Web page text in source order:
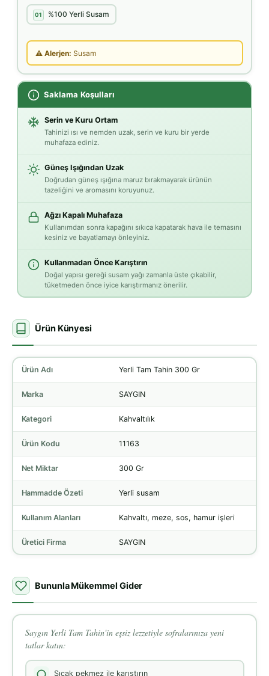
01 %100 Yerli Susam
⚠ Alerjen: Susam
Saklama Koşulları
Serin ve Kuru Ortam
Tahinizi ısı ve nemden uzak, serin ve kuru bir yerde
muhafaza ediniz.
Güneş Işığından Uzak
Doğrudan güneş ışığına maruz bırakmayarak ürünün
tazeliğini ve aromasını koruyunuz.
Ağzı Kapalı Muhafaza
Kullanımdan sonra kapağını sıkıca kapatarak hava ile temasını
kesiniz ve bayatlamayı önleyiniz.
Kullanmadan Önce Karıştırın
Doğal yapısı gereği susam yağı zamanla üste çıkabilir,
tüketmeden önce iyice karıştırmanız önerilir.
Ürün Künyesi
Ürün Adı Yerli Tam Tahin 300 Gr
Marka SAYGIN
Kategori Kahvaltılık
Ürün Kodu 11163
Net Miktar 300 Gr
Hammadde Özeti Yerli susam
Kullanım Alanları Kahvaltı, meze, sos, hamur işleri
Üretici Firma SAYGIN
Bununla Mükemmel Gider
Saygın Yerli Tam Tahin'in eşsiz lezzetiyle sofralarınıza yeni
tatlar katın: